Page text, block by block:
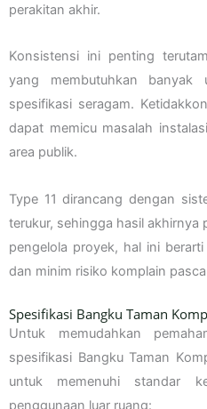
perakitan akhir.
Konsistensi ini penting
yang membutuhkan banyak
spesifikasi seragam.
dapat memicu masalah
area publik.
Type 11 dirancang dengan
terukur, sehingga hasil akhirnya
pengelola proyek, hal ini
dan minim risiko komplain
Spesifikasi Bangku Taman
Untuk memudahkan
spesifikasi Bangku Taman
untuk memenuhi standar
penggunaan luar ruang: